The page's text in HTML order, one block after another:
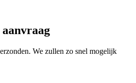
We zullen zo snel mogelijk